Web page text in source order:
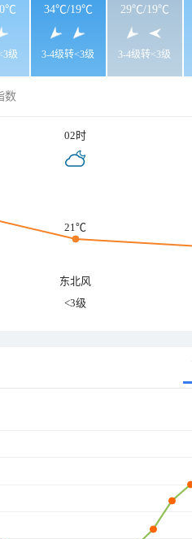
级
34℃/19℃
3-4级转<3级
29℃/19℃
3-4级转<3级
数
02时
21℃
东北风
<3级